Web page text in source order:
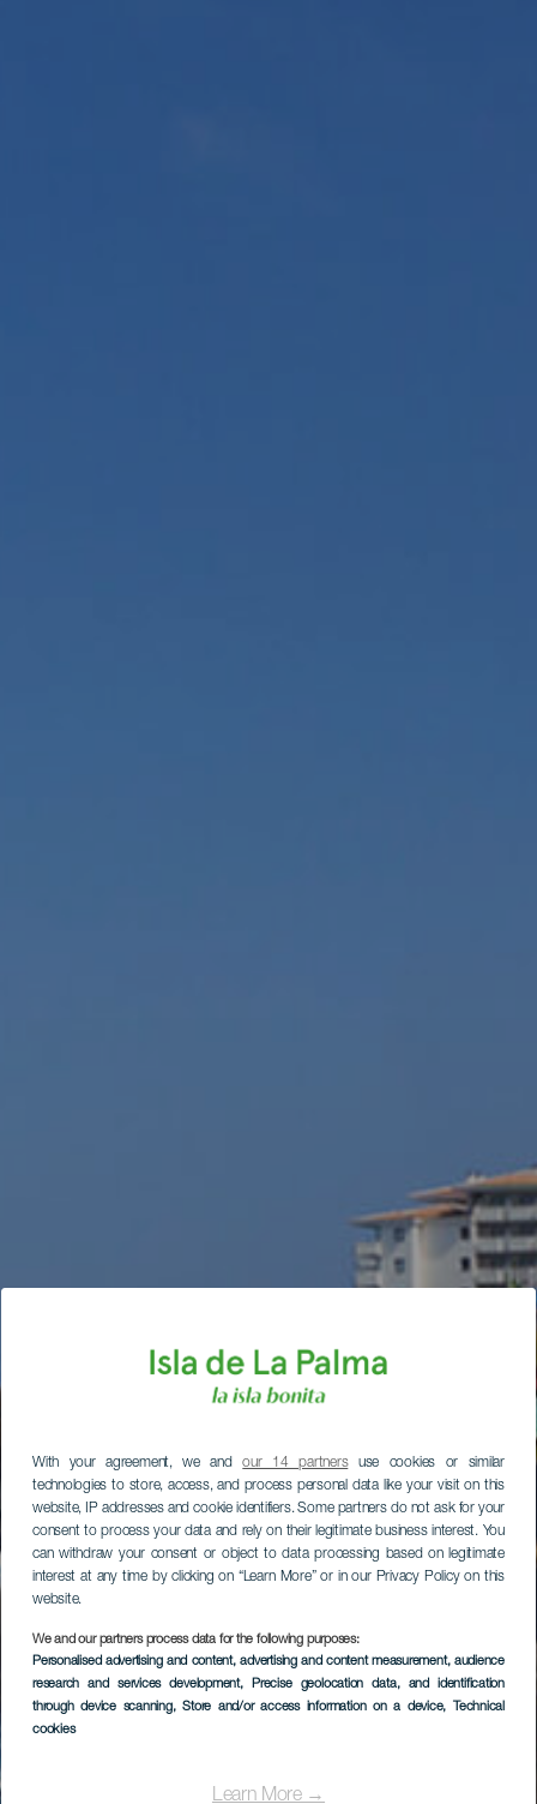
With your agreement, we andour 14 partnersuse cookies or similar
technologies to store, access, and process personal data like your visit on this
website, IP addresses and cookie identifiers. Some partners do not ask for your
consent to process your data and rely on their legitimate business interest. You
can withdraw your consent or object to data processing based on legitimate
interest at any time by clicking on “Learn More” or in our Privacy Policy on this
website.
We and our partners process data for the following purposes:
Personalised advertising and content, advertising and content measurement, audience
research and services development, Precise geolocation data, and identification
through device scanning, Store and/or access information on a device, Technical
cookies
Learn More →